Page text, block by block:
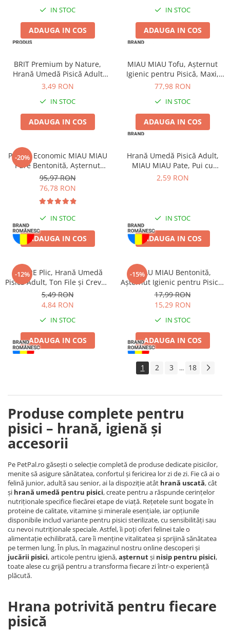
IN STOC
ADAUGA IN COS
IN STOC
ADAUGA IN COS
BRIT Premium by Nature,
Hrană Umedă Pisică Adult
Sterilizată, Pui în Sos, 100g
3,49 RON
IN STOC
ADAUGA IN COS
MIAU MIAU Tofu, Așternut
Igienic pentru Pisică, Maxi,
Vanilie, 15L
77,98 RON
IN STOC
ADAUGA IN COS
-20%
Pachet Economic MIAU MIAU
Pure Bentonită, Așternut
Igienic pentru Pisică, Clasic,
4x5L
95,97 RON
76,78 RON
IN STOC
ADAUGA IN COS
Hrană Umedă Pisică Adult,
MIAU MIAU Pate, Pui cu
Topping de Lapte, 100g
2,59 RON
IN STOC
ADAUGA IN COS
-12%
DESIRE Plic, Hrană Umedă
Pisică Adult, Ton File și Creveți
în Supă, 70g
5,49 RON
4,84 RON
IN STOC
ADAUGA IN COS
-15%
MIAU MIAU Bentonită,
Așternut Igienic pentru Pisică,
Lavandă, 6kg
17,99 RON
15,29 RON
IN STOC
ADAUGA IN COS
1 2 3 ... 18
Produse complete pentru
pisici – hrană, igienă și
accesorii
Pe PetPal.ro găsești o selecție completă de produse dedicate pisicilor,
menite să asigure sănătatea, confortul și fericirea lor zi de zi. Fie că ai o
felină junior, adultă sau senior, ai la dispoziție atât hrană uscată, cât
și hrană umedă pentru pisici, create pentru a răspunde cerințelor
nutriționale specifice fiecărei etape de viață. Rețetele sunt bogate în
proteine de calitate, vitamine și minerale esențiale, iar opțiunile
disponibile includ variante pentru pisici sterilizate, cu sensibilități sau
cu nevoi nutriționale speciale. Astfel, îi poți oferi felinei tale o
alimentație echilibrată, care îi menține vitalitatea și sprijină sănătatea
pe termen lung. În plus, în magazinul nostru online descoperi și
jucării pisici, articole pentru igienă,așternutși nisip pentru pisici,
toate alese cu grijă pentru a transforma fiecare zi într-o experiență
plăcută.
Hrana potrivită pentru fiecare
pisică